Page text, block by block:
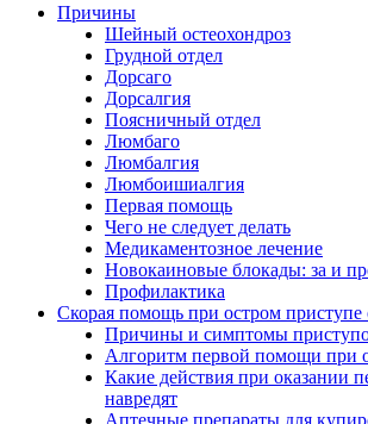
Причины
Шейный остеохондроз
Грудной отдел
Дорсаго
Дорсалгия
Поясничный отдел
Люмбаго
Люмбалгия
Люмбоишиалгия
Первая помощь
Чего не следует делать
Медикаментозное лечение
Новокаиновые блокады: за и
Профилактика
Скорая помощь при остром приступе
Причины и симптомы
Алгоритм первой помощи при
Какие действия при оказании
навредят
Аптечные препараты для